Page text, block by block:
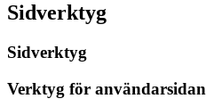
Sidverktyg
Sidverktyg
Verktyg för användarsidan